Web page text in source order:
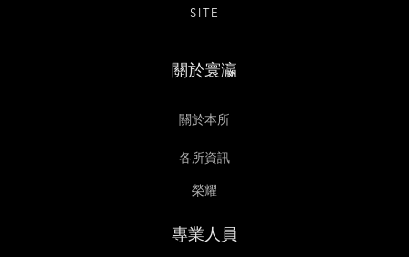
SITE
關於寰瀛
關於本所
各所資訊
榮耀
專業人員